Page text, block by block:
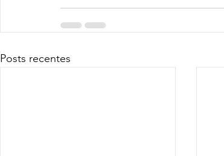
Posts recentes